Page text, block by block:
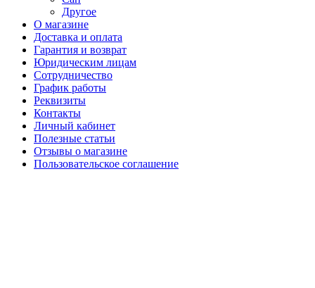
Другое
О магазине
Доставка и оплата
Гарантия и возврат
Юридическим лицам
Сотрудничество
График работы
Реквизиты
Контакты
Личный кабинет
Полезные статьи
Отзывы о магазине
Пользовательское соглашение